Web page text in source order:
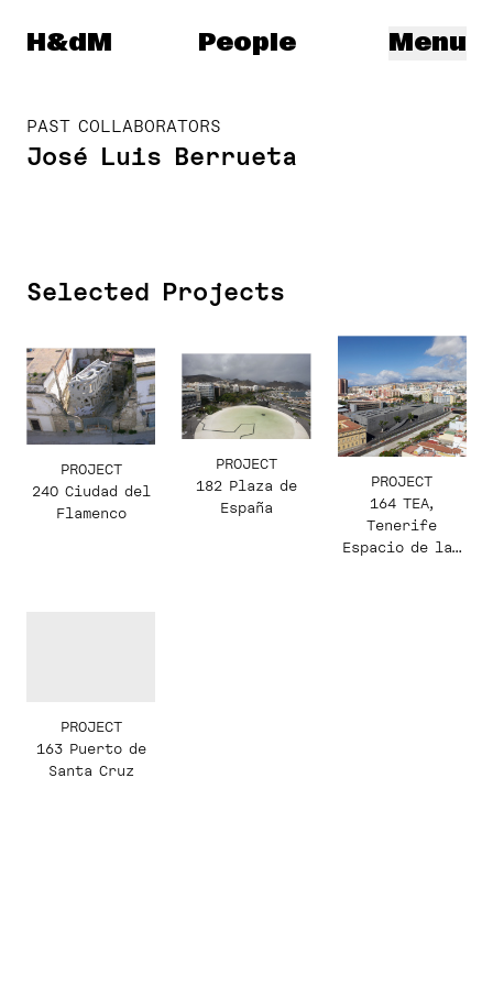
Herzog & de Meuron
H&dM Menu
People
PAST COLLABORATORS
José Luis Berrueta
Selected Projects
PROJECT
240 Ciudad del
Flamenco
PROJECT
182 Plaza de
España
PROJECT
164 TEA,
Tenerife
Espacio de las
PROJECT
163 Puerto de
Santa Cruz